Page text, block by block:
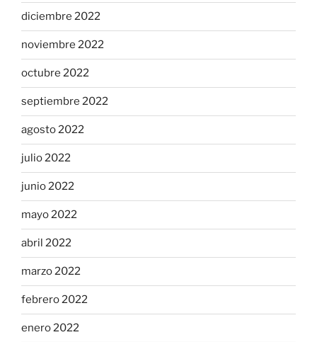
diciembre 2022
noviembre 2022
octubre 2022
septiembre 2022
agosto 2022
julio 2022
junio 2022
mayo 2022
abril 2022
marzo 2022
febrero 2022
enero 2022